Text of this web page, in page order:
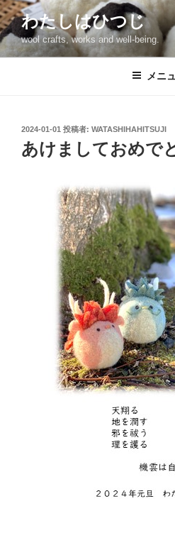
コ
ン
テ
ン
わたしはひつじ
wool crafts, works and well-being.
メニ
投
稿
日:
2024-01-01 投稿者: WATASHIHAHITSUJI
あけましておめで